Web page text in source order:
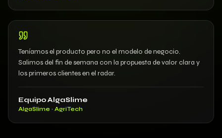
Teníamos el producto pero no el modelo de negocio.
Salimos del fin de semana con la propuesta de valor clara y
los primeros clientes en el radar.
Equipo AlgaSlime
AlgaSlime · AgriTech